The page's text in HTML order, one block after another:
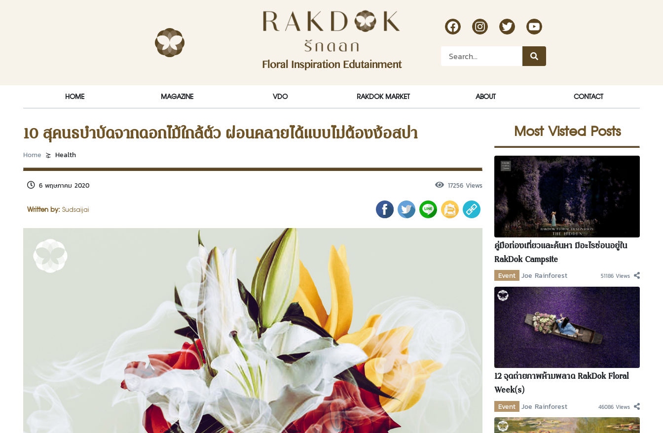
Floral Inspiration Edutainment
RakDok Channel Facebook
RakDok Channel Instagram
RakDok TwitterRakdok Channel Youtube
HOME MAGAZINE VDO RAKDOK MARKET ABOUT CONTACT
10 สุคนธบำบัดจากดอกไม้ใกล้ตัว ผ่อนคลายได้แบบไม่ต้องง้อสปา
Home Health
Written by: Sudsaijai
6 พฤษภาคม 2020 17256 Views
Most Visted Posts
คู่มือท่องเที่ยวและค้นหา มีอะไรซ่อนอยู่ใน
RakDok Campsite
Event Joe Rainforest 51186 Views
12 จุดถ่ายภาพห้ามพลาด RakDok Floral
Week(s)
Event Joe Rainforest 46086 Views